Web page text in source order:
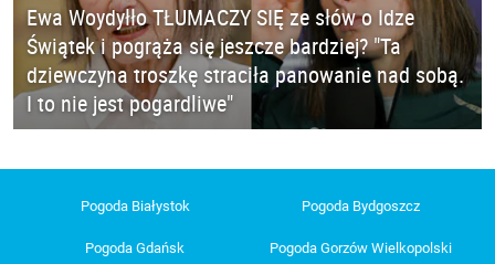
Ewa Woydyłło TŁUMACZY SIĘ ze słów o Idze
Świątek i pogrąża się jeszcze bardziej? "Ta
dziewczyna troszkę straciła panowanie nad sobą.
I to nie jest pogardliwe"
Pogoda Białystok Pogoda Bydgoszcz
Pogoda Gdańsk
Pogoda Gorzów Wielkopolski